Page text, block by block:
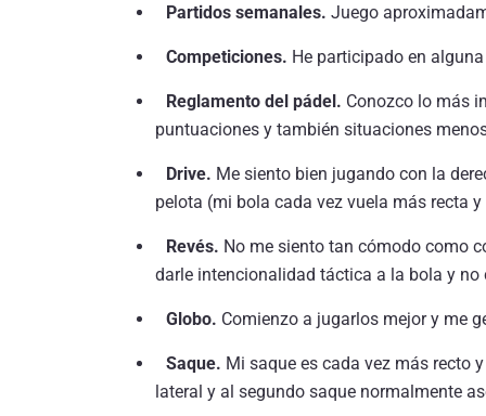
Partidos semanales. Juego
Competiciones. He participado en
Reglamento del pádel. Conozco lo más
puntuaciones y también situaciones
Drive. Me siento bien jugando con la
pelota (mi bola cada vez vuela más recta
Revés. No me siento tan cómodo como
darle intencionalidad táctica a la bola y
Globo. Comienzo a jugarlos mejor y me
Saque. Mi saque es cada vez más recto
lateral y al segundo saque normalmente